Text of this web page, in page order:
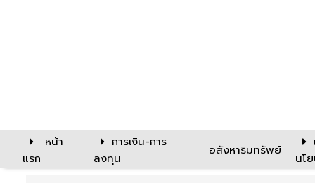
หน้า
แรก
การเงิน-การ
ลงทุน
อสังหาริมทรัพย์
นโ